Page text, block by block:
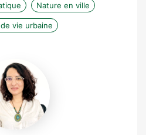
Nature en ville
vie urbaine
Ichrak
Klai